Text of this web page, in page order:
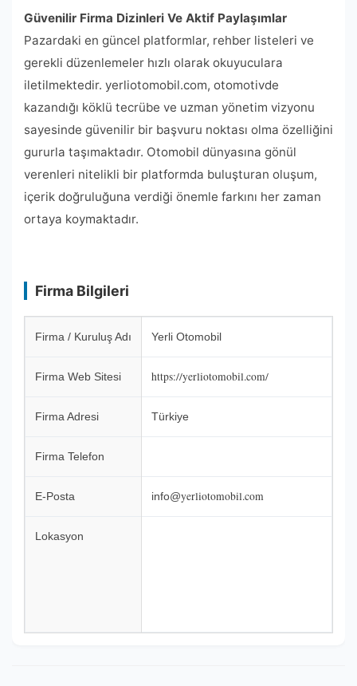
Güvenilir Firma Dizinleri Ve Aktif Paylaşımlar
Pazardaki en güncel platformlar, rehber listeleri ve
gerekli düzenlemeler hızlı olarak okuyuculara
iletilmektedir. yerliotomobil.com, otomotivde
kazandığı köklü tecrübe ve uzman yönetim vizyonu
sayesinde güvenilir bir başvuru noktası olma özelliğini
gururla taşımaktadır. Otomobil dünyasına gönül
verenleri nitelikli bir platformda buluşturan oluşum,
içerik doğruluğuna verdiği önemle farkını her zaman
ortaya koymaktadır.
Firma Bilgileri
Firma / Kuruluş Adı Yerli Otomobil
Firma Web Sitesi https://yerliotomobil.com/
Firma Adresi Türkiye
Firma Telefon
E-Posta info@yerliotomobil.com
Lokasyon